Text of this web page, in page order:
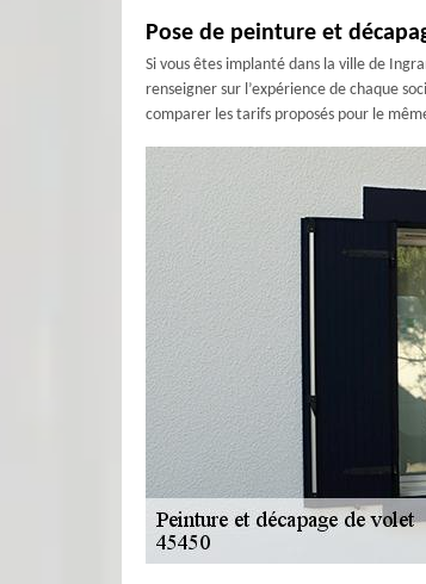
Pose de peinture et
Si vous êtes implanté dans la ville de
renseigner sur l’expérience de chaque
comparer les tarifs proposés pour le